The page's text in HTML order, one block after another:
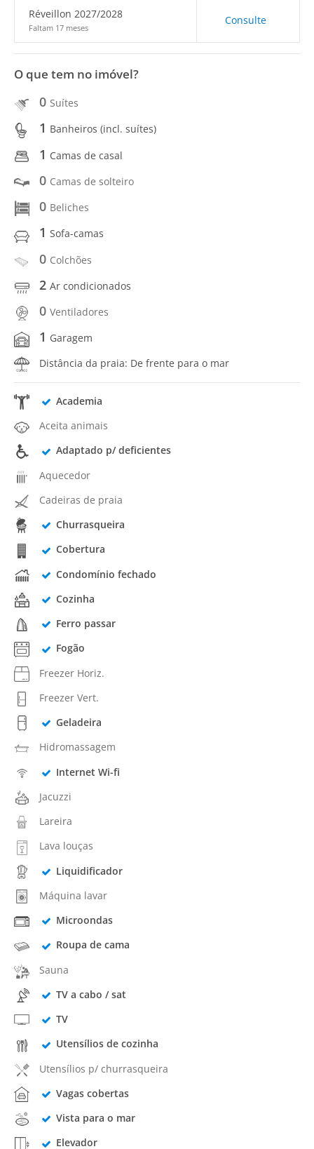
Réveillon 2027/2028
Faltam 17 meses
Consulte
O que tem no imóvel?
0 Suítes
1 Banheiros (incl. suítes)
1 Camas de casal
0 Camas de solteiro
0 Beliches
1 Sofa-camas
0 Colchões
2 Ar condicionados
0 Ventiladores
1 Garagem
Distância da praia: De frente para o mar
Academia
Aceita animais
Adaptado p/ deficientes
Aquecedor
Cadeiras de praia
Churrasqueira
Cobertura
Condomínio fechado
Cozinha
Ferro passar
Fogão
Freezer Horiz.
Freezer Vert.
Geladeira
Hidromassagem
Internet Wi-fi
Jacuzzi
Lareira
Lava louças
Liquidificador
Máquina lavar
Microondas
Roupa de cama
Sauna
TV a cabo / sat
TV
Utensílios de cozinha
Utensílios p/ churrasqueira
Vagas cobertas
Vista para o mar
Elevador